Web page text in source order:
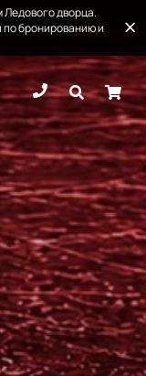
дворца.
бронированию и